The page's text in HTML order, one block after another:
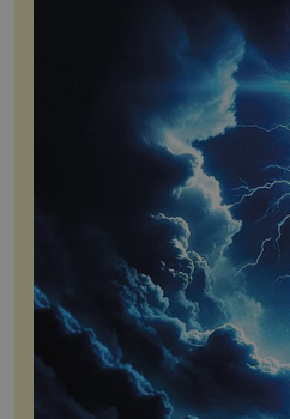
lázeňských procedur
péči a relaxaci pro tělo a
Františkovy Lázně